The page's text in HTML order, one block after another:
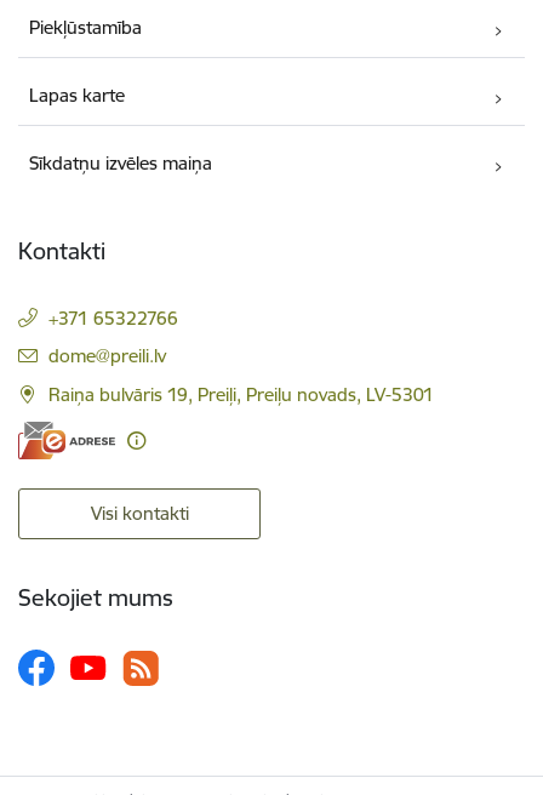
Piekļūstamība
Lapas karte
Sīkdatņu izvēles maiņa
Kontakti
+371 65322766
E-pasts:
dome@preili.lv
Raiņa bulvāris 19, Preiļi, Preiļu novads, LV-5301
Visi kontakti
Sekojiet mums